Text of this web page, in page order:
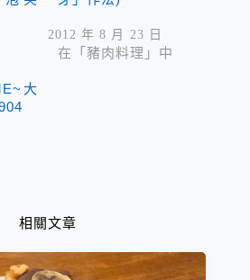
2012 年 8 月 23 日
在「豬肉料理」中
大
相關文章